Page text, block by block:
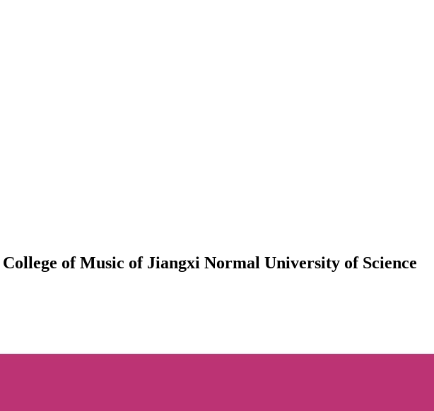
of Music of Jiangxi Normal University of Science